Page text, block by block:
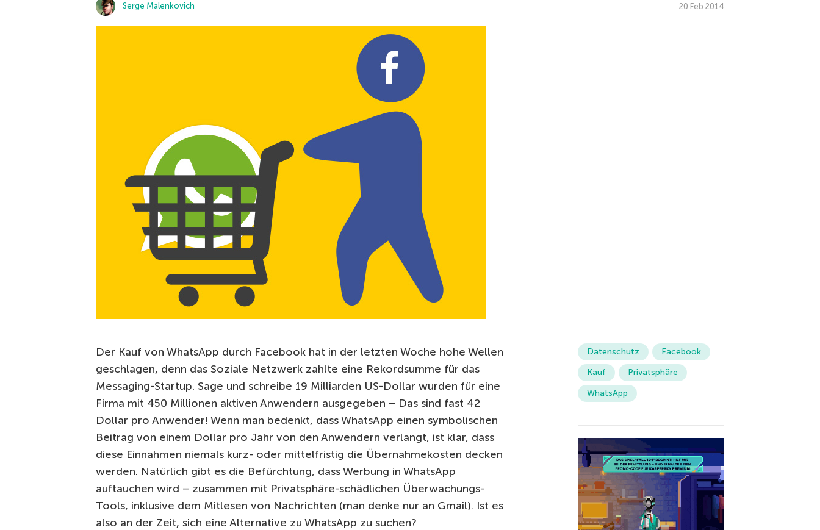
Serge Malenkovich 20 Feb 2014
Der Kauf von WhatsApp durch Facebook hat in der letzten Woche hohe Wellen
geschlagen, denn das Soziale Netzwerk zahlte eine Rekordsumme für das
Messaging-Startup. Sage und schreibe 19 Milliarden US-Dollar wurden für eine
Firma mit 450 Millionen aktiven Anwendern ausgegeben – Das sind fast 42
Dollar pro Anwender! Wenn man bedenkt, dass WhatsApp einen symbolischen
Beitrag von einem Dollar pro Jahr von den Anwendern verlangt, ist klar, dass
diese Einnahmen niemals kurz- oder mittelfristig die Übernahmekosten decken
werden. Natürlich gibt es die Befürchtung, dass Werbung in WhatsApp
auftauchen wird – zusammen mit Privatsphäre-schädlichen Überwachungs-
Tools, inklusive dem Mitlesen von Nachrichten (man denke nur an Gmail). Ist es
also an der Zeit, sich eine Alternative zu WhatsApp zu suchen?
Datenschutz
Facebook
Kauf
Privatsphäre
WhatsApp